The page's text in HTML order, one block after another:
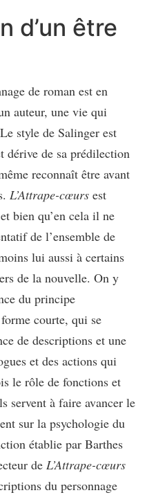
d’un être
de roman est en
auteur, une vie qui
style de Salinger est
dérive de sa prédilection
reconnaît être avant
L’Attrape-cœurs est
bien qu’en cela il ne
de l’ensemble de
lui aussi à certains
de la nouvelle. On y
du principe
courte, qui se
de descriptions et une
et des actions qui
le rôle de fonctions et
servent à faire avancer le
sur la psychologie du
établie par Barthes
de L’Attrape-cœurs
du personnage